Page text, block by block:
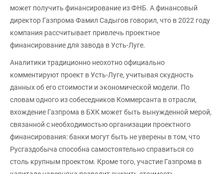
может получить финансирование из ФНБ. А финансовый
директор Газпрома Фамил Садыгов говорил, что в 2022 году
компания рассчитывает привлечь проектное
финансирование для завода в Усть-Луге.
Аналитики традиционно неохотно официально
комментируют проект в Усть-Луге, учитывая скудность
данных об его стоимости и экономической модели. По
словам одного из собеседников Коммерсанта в отрасли,
вхождение Газпрома в БХК может быть вынужденной мерой,
связанной с необходимостью организации проектного
финансирования: банки могут быть не уверены в том, что
Русгаздобыча способна самостоятельно справиться со
столь крупным проектом. Кроме того, участие Газпрома в